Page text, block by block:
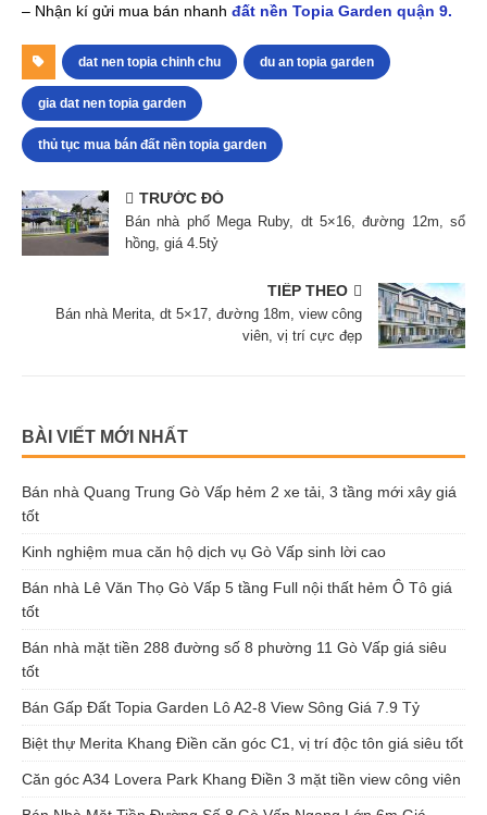
– Nhận kí gửi mua bán nhanh đất nền Topia Garden quận 9.
dat nen topia chinh chu du an topia garden
gia dat nen topia garden
thủ tục mua bán đất nền topia garden
TRƯỚC ĐÓ
Bán nhà phố Mega Ruby, dt 5×16, đường 12m, sổ
hồng, giá 4.5tỷ
TIẾP THEO
Bán nhà Merita, dt 5×17, đường 18m, view công
viên, vị trí cực đẹp
BÀI VIẾT MỚI NHẤT
Bán nhà Quang Trung Gò Vấp hẻm 2 xe tải, 3 tầng mới xây giá
tốt
Kinh nghiệm mua căn hộ dịch vụ Gò Vấp sinh lời cao
Bán nhà Lê Văn Thọ Gò Vấp 5 tầng Full nội thất hẻm Ô Tô giá
tốt
Bán nhà mặt tiền 288 đường số 8 phường 11 Gò Vấp giá siêu
tốt
Bán Gấp Đất Topia Garden Lô A2-8 View Sông Giá 7.9 Tỷ
Biệt thự Merita Khang Điền căn góc C1, vị trí độc tôn giá siêu tốt
Căn góc A34 Lovera Park Khang Điền 3 mặt tiền view công viên